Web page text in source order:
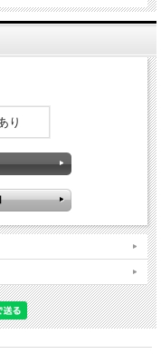
なくらい高音質で完全収録。
スの勢いを存分に感じる事が
GERMANY January 14, 1996
04. Supersonic 05.
Garden 12. Wonderwall 13.
Back In Anger 02. Live
22, 1995 04. Round
Look Back In Anger 07.
8, 1996 09. Don't Look Back
9, 1996 10. Wonderwall
February 21, 1996 13.
り